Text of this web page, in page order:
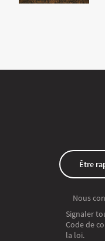
Être
Nous
Signaler
Code de
la loi.